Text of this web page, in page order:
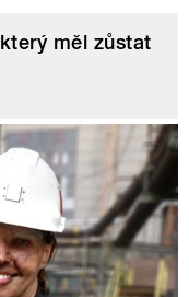
měl zůstat